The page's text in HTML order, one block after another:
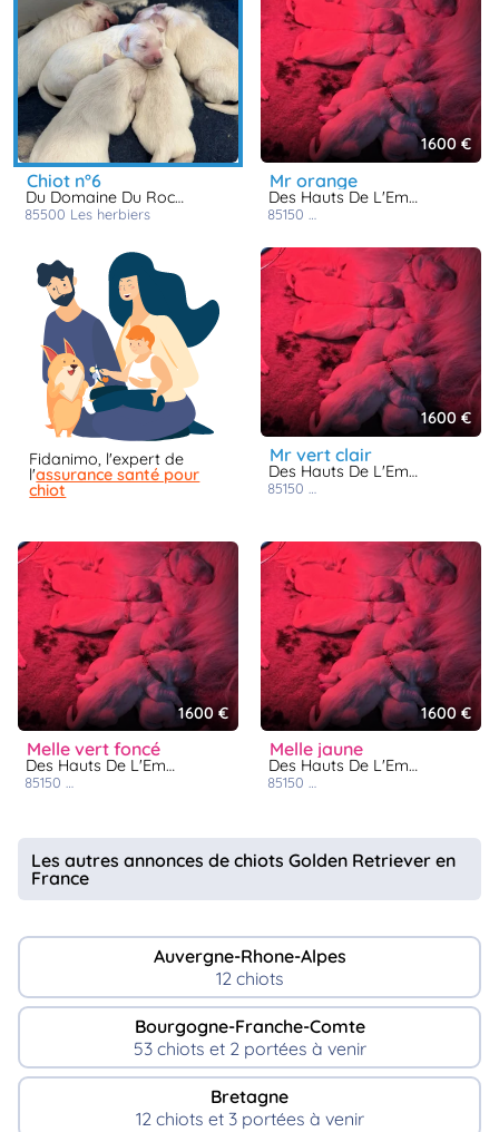
chiot n°6
Du Domaine Du Rochereau
85500 les herbiers
1600 €
mr orange
Des Hauts De L'Embellie
85150
Fidanimo, l'expert de
l'assurance santé pour
chiot
1600 €
mr vert clair
Des Hauts De L'Embellie
85150
1600 €
melle vert foncé
Des Hauts De L'Embellie
85150
1600 €
melle jaune
Des Hauts De L'Embellie
85150
Les autres annonces de chiots Golden Retriever en
France
Auvergne-Rhone-Alpes
12 chiots
Bourgogne-Franche-Comte
53 chiots et 2 portées à venir
Bretagne
12 chiots et 3 portées à venir